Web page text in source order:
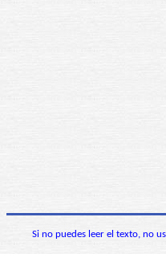
Si no puedes leer el texto, no